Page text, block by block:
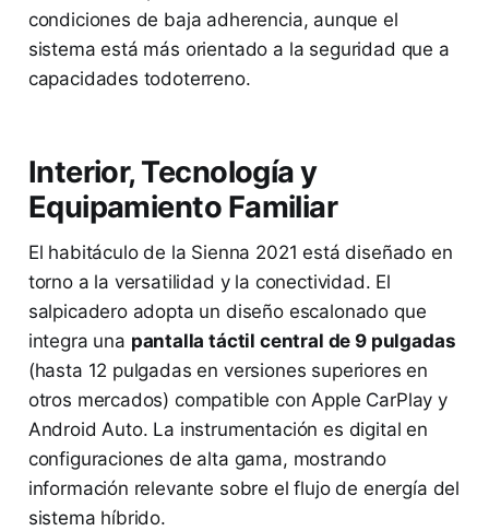
condiciones de baja adherencia, aunque el
sistema está más orientado a la seguridad que a
capacidades todoterreno.
Interior, Tecnología y
Equipamiento Familiar
El habitáculo de la Sienna 2021 está diseñado en
torno a la versatilidad y la conectividad. El
salpicadero adopta un diseño escalonado que
integra una pantalla táctil central de 9 pulgadas
(hasta 12 pulgadas en versiones superiores en
otros mercados) compatible con Apple CarPlay y
Android Auto. La instrumentación es digital en
configuraciones de alta gama, mostrando
información relevante sobre el flujo de energía del
sistema híbrido.